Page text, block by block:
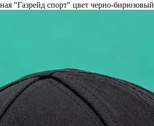
"Газрейд спорт" цвет черно-бирюзовый